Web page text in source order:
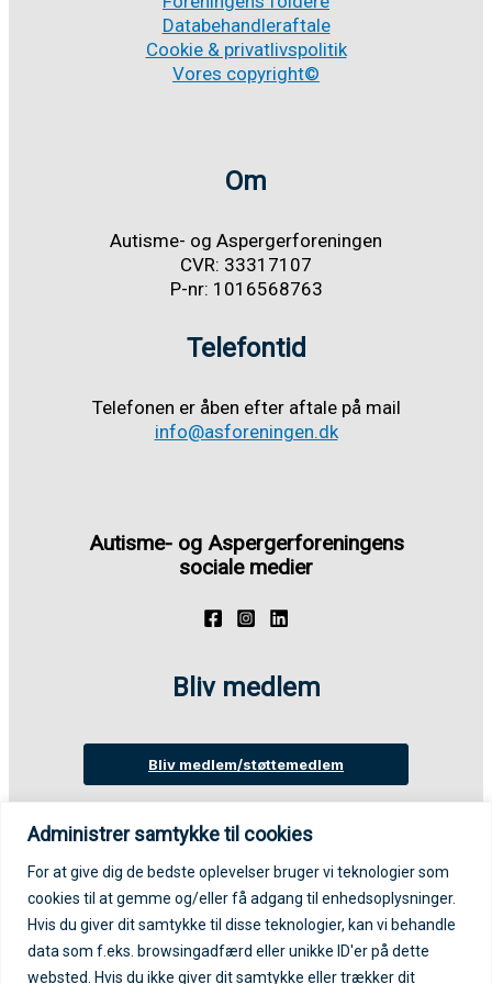
Administrer samtykke til cookies
For at give dig de bedste oplevelser bruger vi teknologier som
cookies til at gemme og/eller få adgang til enhedsoplysninger.
Hvis du giver dit samtykke til disse teknologier, kan vi behandle
data som f.eks. browsingadfærd eller unikke ID'er på dette
websted. Hvis du ikke giver dit samtykke eller trækker dit
Databehandleraftale
Cookie & privatlivspolitik
Vores copyright©
Om
Autisme- og Aspergerforeningen
CVR: 33317107
P-nr: 1016568763
Telefontid
Telefonen er åben efter aftale på mail
info@asforeningen.dk
Autisme- og Aspergerforeningens
sociale medier
Bliv medlem
Bliv medlem/støttemedlem
Login på medlemsportal
Log ind på medlemsportal